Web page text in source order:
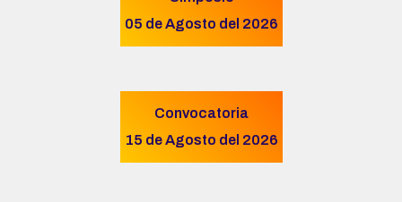
05 de Agosto del 2026
Convocatoria
15 de Agosto del 2026